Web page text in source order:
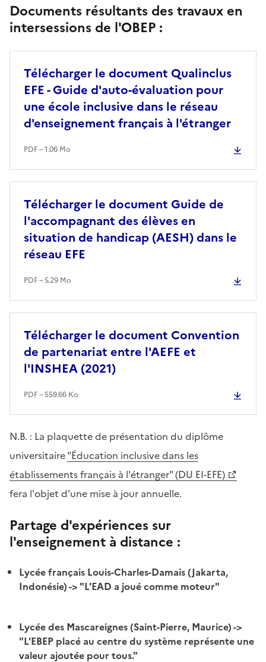
Documents résultants des travaux en
intersessions de l'OBEP :
Télécharger le document Qualinclus
EFE - Guide d'auto-évaluation pour
une école inclusive dans le réseau
d'enseignement français à l'étranger
PDF – 1.06 Mo
Télécharger le document Guide de
l'accompagnant des élèves en
situation de handicap (AESH) dans le
réseau EFE
PDF – 5.29 Mo
Télécharger le document Convention
de partenariat entre l'AEFE et
l'INSHEA (2021)
PDF – 559.66 Ko
N.B. : La plaquette de présentation du diplôme
universitaire"Éducation inclusive dans les
établissements français à l'étranger" (DU EI-EFE)
fera l'objet d'une mise à jour annuelle.
Partage d'expériences sur
l'enseignement à distance :
Lycée français Louis-Charles-Damais (Jakarta,
Indonésie) -> "L'EAD a joué comme moteur"
Lycée des Mascareignes (Saint-Pierre, Maurice) ->
"L'EBEP placé au centre du système représente une
valeur ajoutée pour tous."